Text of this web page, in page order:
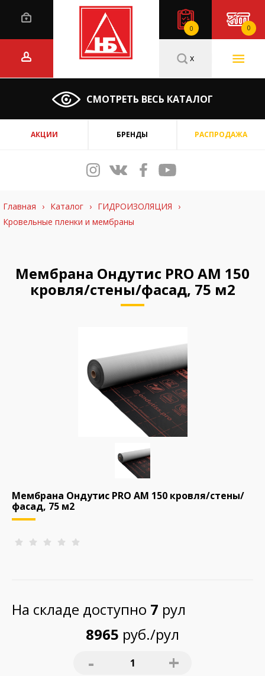
0 0
СМОТРЕТЬ ВЕСЬ КАТАЛОГ
x
АКЦИИ БРЕНДЫ РАСПРОДАЖА
Главная › Каталог › ГИДРОИЗОЛЯЦИЯ
›
Кровельные пленки и мембраны
Мембрана Ондутис PRO AM 150
кровля/стены/фасад, 75 м2
Мембрана Ондутис PRO AM 150 кровля/стены/
фасад, 75 м2
На складе доступно 7 рул
8965 руб./рул
- 1 +